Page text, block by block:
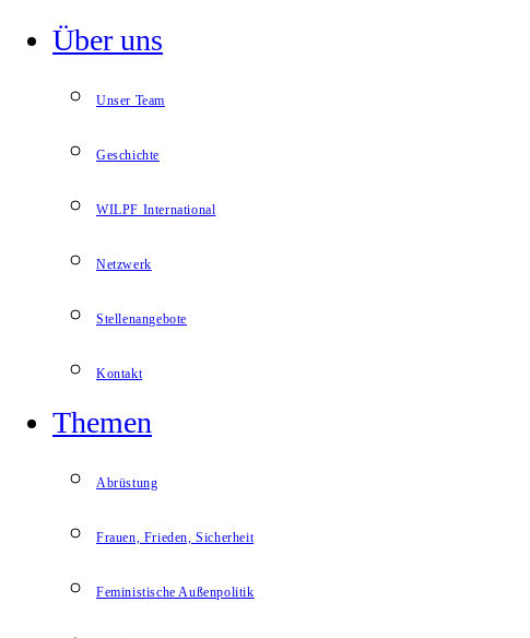
Über uns
Unser Team
Geschichte
WILPF International
Netzwerk
Stellenangebote
Kontakt
Themen
Abrüstung
Frauen, Frieden, Sicherheit
Feministische Außenpolitik